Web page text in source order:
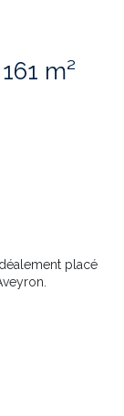
Fonds de commerce 161 m²
placé
une